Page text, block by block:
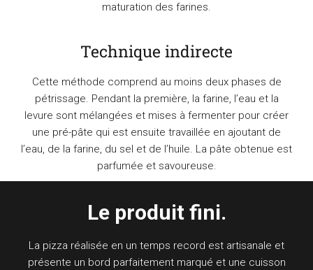
maturation des farines.
Technique indirecte
Cette méthode comprend au moins deux phases de
pétrissage. Pendant la première, la farine, l’eau et la
levure sont mélangées et mises à fermenter pour créer
une pré-pâte qui est ensuite travaillée en ajoutant de
l’eau, de la farine, du sel et de l’huile. La pâte obtenue est
parfumée et savoureuse.
Le produit fini.
La pizza réalisée en un temps record est artisanale et
présente un bord parfaitement marqué et une cuisson